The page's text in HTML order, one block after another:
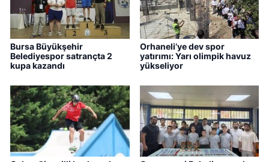
Bursa Büyükşehir
Belediyespor satrançta 2
kupa kazandı
Orhaneli’ye dev spor
yatırımı: Yarı olimpik havuz
yükseliyor